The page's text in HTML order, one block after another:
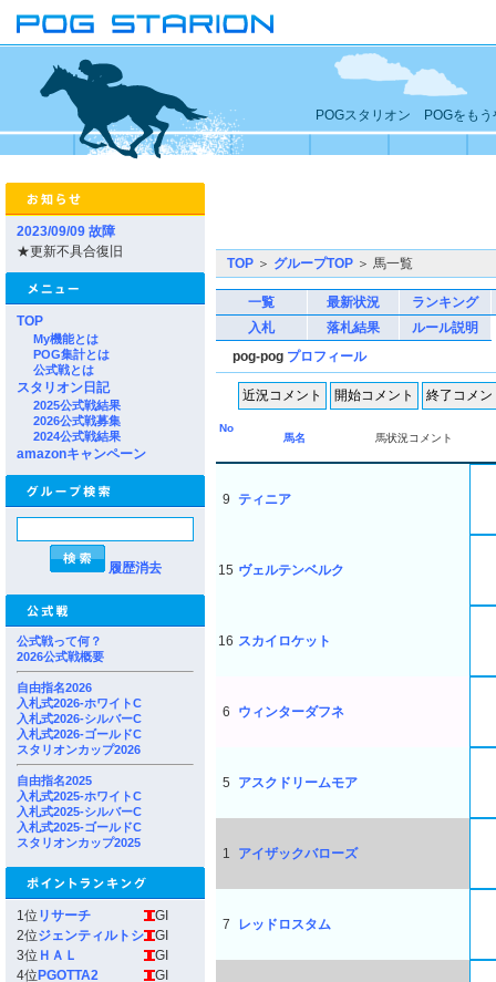
POGスタリオン POGをもう
2023/09/09 故障
★更新不具合復旧
TOP
My機能とは
POG集計とは
公式戦とは
スタリオン日記
2025公式戦結果
2026公式戦募集
2024公式戦結果
amazonキャンペーン
履歴消去
公式戦って何？
2026公式戦概要
自由指名2026
入札式2026-ホワイトC
入札式2026-シルバーC
入札式2026-ゴールドC
スタリオンカップ2026
自由指名2025
入札式2025-ホワイトC
入札式2025-シルバーC
入札式2025-ゴールドC
スタリオンカップ2025
1位 リサーチ
GI
2位ジェンティルトシ
GI
3位 ＨＡＬ
GI
4位 PGOTTA2
GI
TOP ＞ グループTOP ＞ 馬一覧
一覧 最新状況
ランキング
入札
落札結果
ルール説明
pog-pog プロフィール
No
馬名
馬状況コメント
9 ティニア
15 ヴェルテンベルク
16 スカイロケット
6 ウィンターダフネ
5 アスクドリームモア
1 アイザックバローズ
7 レッドロスタム